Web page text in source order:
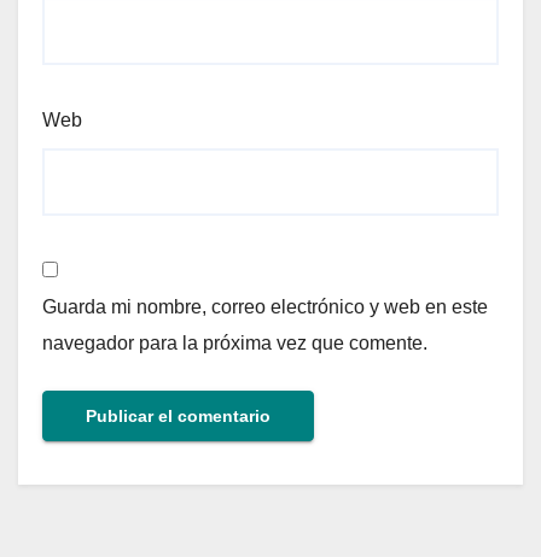
Web
Guarda mi nombre, correo electrónico y web en este
navegador para la próxima vez que comente.